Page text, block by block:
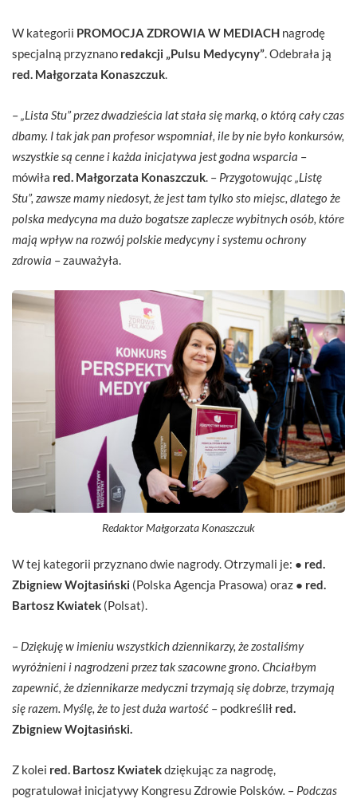
W kategorii PROMOCJA ZDROWIA W MEDIACH nagrodę
specjalną przyznano redakcji „Pulsu Medycyny”. Odebrała ją
red. Małgorzata Konaszczuk.
–„Lista Stu” przez dwadzieścia lat stała się marką, o którą cały czas
dbamy. I tak jak pan profesor wspomniał, ile by nie było konkursów,
wszystkie są cenne i każda inicjatywa jest godna wsparcia –
mówiła red. Małgorzata Konaszczuk. – Przygotowując „Listę
Stu”, zawsze mamy niedosyt, że jest tam tylko sto miejsc, dlatego że
polska medycyna ma dużo bogatsze zaplecze wybitnych osób, które
mają wpływ na rozwój polskie medycyny i systemu ochrony
zdrowia – zauważyła.
Redaktor Małgorzata Konaszczuk
W tej kategorii przyznano dwie nagrody. Otrzymali je: ● red.
Zbigniew Wojtasiński (Polska Agencja Prasowa) oraz ● red.
Bartosz Kwiatek (Polsat).
– Dziękuję w imieniu wszystkich dziennikarzy, że zostaliśmy
wyróżnieni i nagrodzeni przez tak szacowne grono. Chciałbym
zapewnić, że dziennikarze medyczni trzymają się dobrze, trzymają
się razem. Myślę, że to jest duża wartość – podkreślił red.
Zbigniew Wojtasiński.
Z kolei red. Bartosz Kwiatekdziękując za nagrodę,
pogratulował inicjatywy Kongresu Zdrowie Polsków. – Podczas